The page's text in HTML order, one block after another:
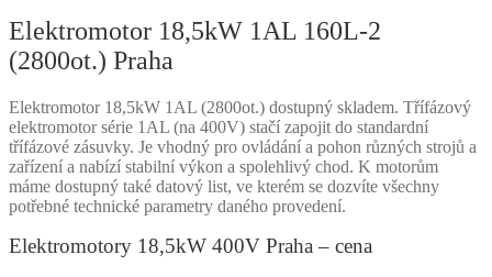
Elektromotor 18,5kW 1AL 160L-2
(2800ot.) Praha
Elektromotor 18,5kW 1AL (2800ot.) dostupný skladem. Třífázový
elektromotor série 1AL (na 400V) stačí zapojit do standardní
třífázové zásuvky. Je vhodný pro ovládání a pohon různých strojů a
zařízení a nabízí stabilní výkon a spolehlivý chod. K motorům
máme dostupný také datový list, ve kterém se dozvíte všechny
potřebné technické parametry daného provedení.
Elektromotory 18,5kW 400V Praha – cena